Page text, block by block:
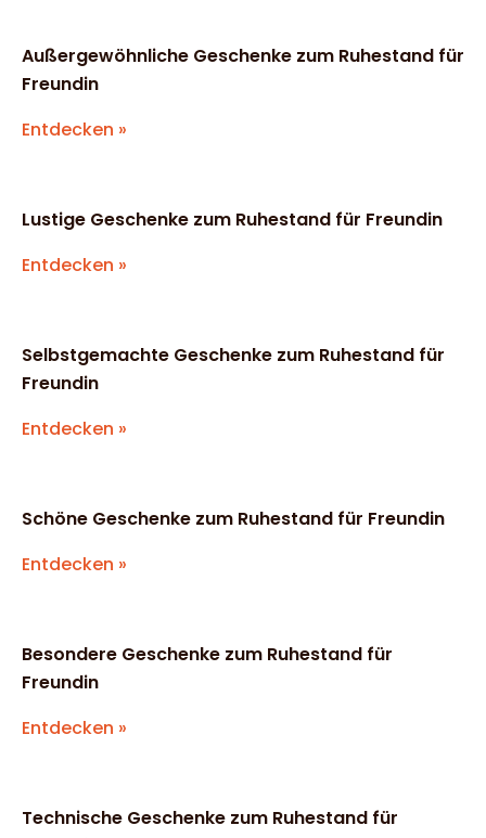
Außergewöhnliche Geschenke zum Ruhestand für
Freundin
Entdecken »
Lustige Geschenke zum Ruhestand für Freundin
Entdecken »
Selbstgemachte Geschenke zum Ruhestand für
Freundin
Entdecken »
Schöne Geschenke zum Ruhestand für Freundin
Entdecken »
Besondere Geschenke zum Ruhestand für
Freundin
Entdecken »
Technische Geschenke zum Ruhestand für